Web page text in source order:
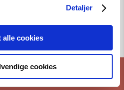
Detaljer
alle cookies
cookies
toppen